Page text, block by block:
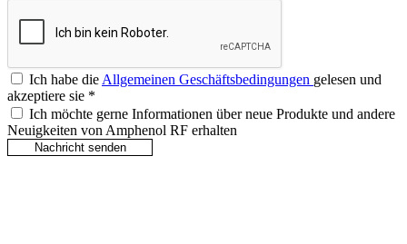
Ich habe dieAllgemeinen Geschäftsbedingungen gelesen und
akzeptiere sie *
Ich möchte gerne Informationen über neue Produkte und andere
Neuigkeiten von Amphenol RF erhalten